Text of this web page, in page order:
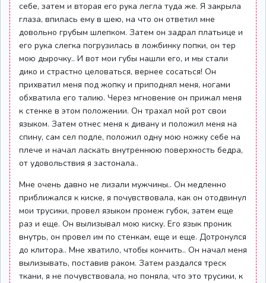
себе, затем и вторая его рука легла туда же. Я закрыла
глаза, впилась ему в шею, на что он ответил мне
довольно грубым шлепком. Затем он задрал платьице и
его рука слегка погрузилась в ложбинку попки, он тер
мою дырочку.. И вот мои губы нашли его, и мы стали
дико и страстно целоваться, вернее сосаться! Он
прихватил меня под жопку и приподнял меня, ногами
обхватила его талию. Через мгновение он прижал меня
к стенке в этом положении. Он трахал мой рот свои
языком. Затем отнес меня к дивану и положил меня на
спину, сам сел подле, положил одну мою ножку себе на
плече и начал ласкать внутреннюю поверхность бедра,
от удовольствия я застонала..
Мне очень давно не лизали мужчины.. Он медленно
приближался к киске, я почувствовала, как он отодвинул
мои трусики, провел языком промеж губок, затем еще
раз и еще. Он вылизывал мою киску. Его язык проник
внутрь, он провел им по стенкам, еще и еще. Дотронулся
до клитора.. Мне хватило, чтобы кончить.. Он начал меня
вылизывать, поставив раком. Затем раздался треск
ткани, я не почувствовала, но поняла, что это трусики, к